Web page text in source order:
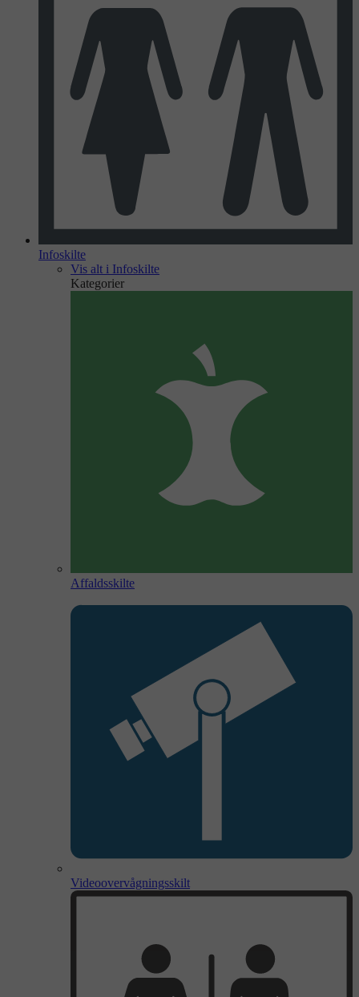
Infoskilte
Vis alt i Infoskilte
Kategorier
Affaldsskilte
Videoovervågningsskilt